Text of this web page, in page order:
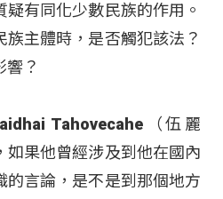
疑有同化少數民族的作用 。
主體時，是否觸犯該法？
響 ？
Tahovecahe（伍麗
如果他曾經涉及到他在國內
的言論，是不是到那個地方